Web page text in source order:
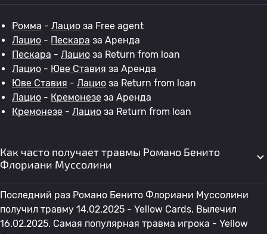
Ромма - Лацио за Free agent
Лацио - Пескара за Аренда
Пескара - Лацио за Return from loan
Лацио - Юве Ставия за Аренда
Юве Ставия - Лацио за Return from loan
Лацио - Кремонезе за Аренда
Кремонезе - Лацио за Return from loan
Как часто получает травмы Романо Бенито
Флориани Муссолини
Последний раз Романо Бенито Флориани Муссолини
получил травму 14.02.2025 - Yellow Cards. Вылечил
16.02.2025. Самая популярная травма игрока - Yellow